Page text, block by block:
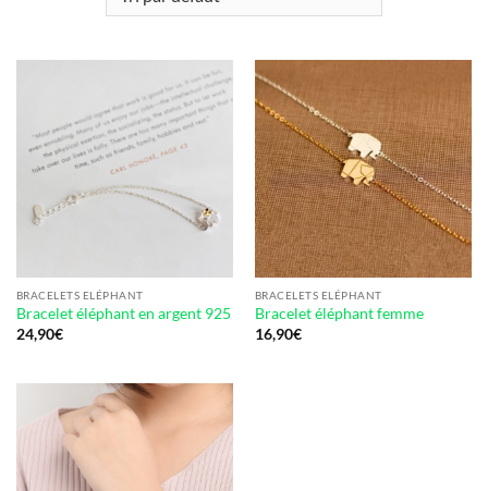
BRACELETS ELÉPHANT
Bracelet éléphant en argent 925
24,90€
BRACELETS ELÉPHANT
Bracelet éléphant femme
16,90€